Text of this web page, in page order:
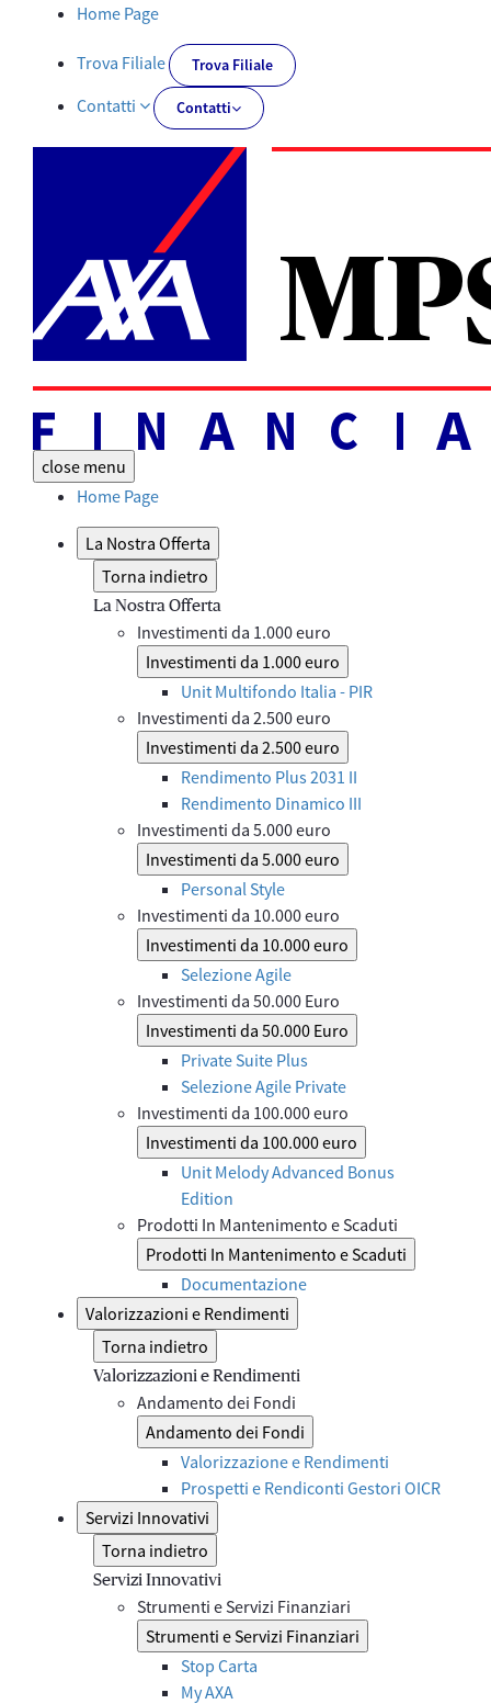
Documentazione obbligatoria | AXA MPS Financial - AXA-
Home Page
Trova Filiale Trova Filiale
Contatti Contatti
close menu
Home Page
La Nostra Offerta
Torna indietro
La Nostra Offerta
Investimenti da 1.000 euro
Investimenti da 1.000 euro
Unit Multifondo Italia - PIR
Investimenti da 2.500 euro
Investimenti da 2.500 euro
Rendimento Plus 2031 II
Rendimento Dinamico III
Investimenti da 5.000 euro
Investimenti da 5.000 euro
Personal Style
Investimenti da 10.000 euro
Investimenti da 10.000 euro
Selezione Agile
Investimenti da 50.000 Euro
Investimenti da 50.000 Euro
Private Suite Plus
Selezione Agile Private
Investimenti da 100.000 euro
Investimenti da 100.000 euro
Unit Melody Advanced Bonus
Edition
Prodotti In Mantenimento e Scaduti
Prodotti In Mantenimento e Scaduti
Documentazione
Valorizzazioni e Rendimenti
Torna indietro
Valorizzazioni e Rendimenti
Andamento dei Fondi
Andamento dei Fondi
Valorizzazione e Rendimenti
Prospetti e Rendiconti Gestori OICR
Servizi Innovativi
Torna indietro
Servizi Innovativi
Strumenti e Servizi Finanziari
Strumenti e Servizi Finanziari
Stop Carta
My AXA